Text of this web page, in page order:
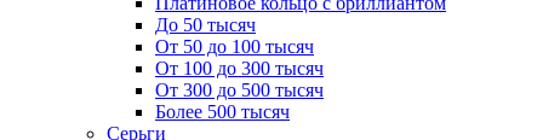
До 50 тысяч
От 50 до 100 тысяч
От 100 до 300 тысяч
От 300 до 500 тысяч
Более 500 тысяч
Серьги